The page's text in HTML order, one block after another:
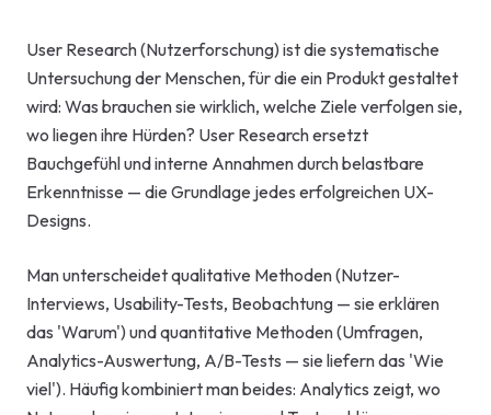
AI-
Digitales
User Research (Nutzerforschung) ist die systematische
Untersuchung der Menschen, für die ein Produkt gestaltet
wird: Was brauchen sie wirklich, welche Ziele verfolgen sie,
wo liegen ihre Hürden? User Research ersetzt
Bauchgefühl und interne Annahmen durch belastbare
Erkenntnisse — die Grundlage jedes erfolgreichen UX-
Designs.
Man unterscheidet qualitative Methoden (Nutzer-
Interviews, Usability-Tests, Beobachtung — sie erklären
das 'Warum') und quantitative Methoden (Umfragen,
Analytics-Auswertung, A/B-Tests — sie liefern das 'Wie
viel'). Häufig kombiniert man beides: Analytics zeigt, wo